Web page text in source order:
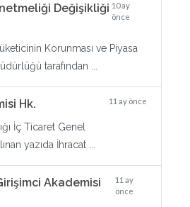
Değişikliği 10 ay
önce
Korunması ve Piyasa
tarafından ...
Hk. 11 ay önce
İç Ticaret Genel
yazıda İhracat ...
Akademisi
11 ay
önce